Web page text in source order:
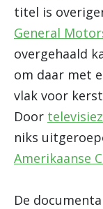
titel is
General
overgehaald
om daar met
vlak voor
Door
niks
Amerikaanse
De